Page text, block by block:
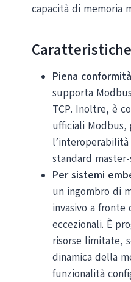
capacità di memoria
Piena
supporta
TCP. Inoltre, è
ufficiali Modbus,
standard master-
Per sistemi
un ingombro di
invasivo a fronte
eccezionali. È
risorse limitate,
dinamica della
funzionalità